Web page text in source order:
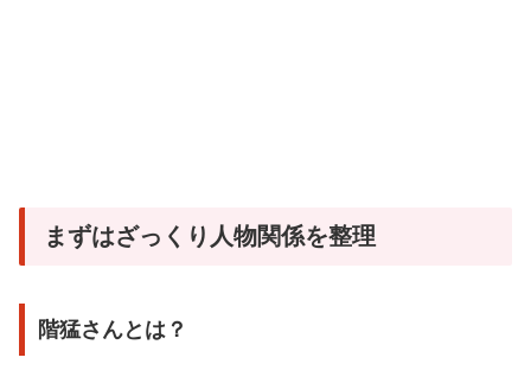
まずはざっくり人物関係を整理
階猛さんとは？